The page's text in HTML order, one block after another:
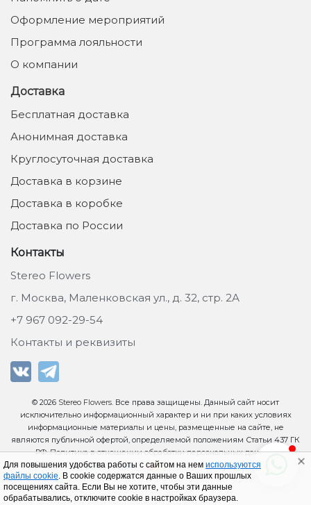
Для повышения удобства работы с сайтом на нем используются
файлы cookie. В cookie содержатся данные о Ваших прошлых
посещениях сайта. Если Вы не хотите, чтобы эти данные
обрабатывались, отключите cookie в настройках браузера.
Оформление мероприятий
Программа лояльности
О компании
Доставка
Бесплатная доставка
Анонимная доставка
Круглосуточная доставка
Доставка в корзине
Доставка в коробке
Доставка по России
Контакты
Stereo Flowers
г. Москва, Маленковская ул., д. 32, стр. 2А
+7 967 092-29-54
Контакты и реквизиты
© 2026 Stereo Flowers . Все права защищены. Данный сайт носит
исключительно информационный характер и ни при каких условиях
информационные материалы и цены, размещенные на сайте, не
являются публичной офертой, определяемой положениям Статьи 437 ГК
РФ.Политика в отношении обработки персональных данных.